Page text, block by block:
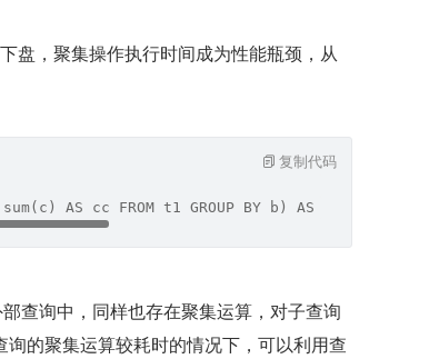
盘，聚集操作执行时间成为性能瓶颈，从
AS cc FROM t1 GROUP BY b) AS s, t2
复制代码
查询中，同样也存在聚集运算，对子查询
的聚集运算较耗时的情况下，可以利用查